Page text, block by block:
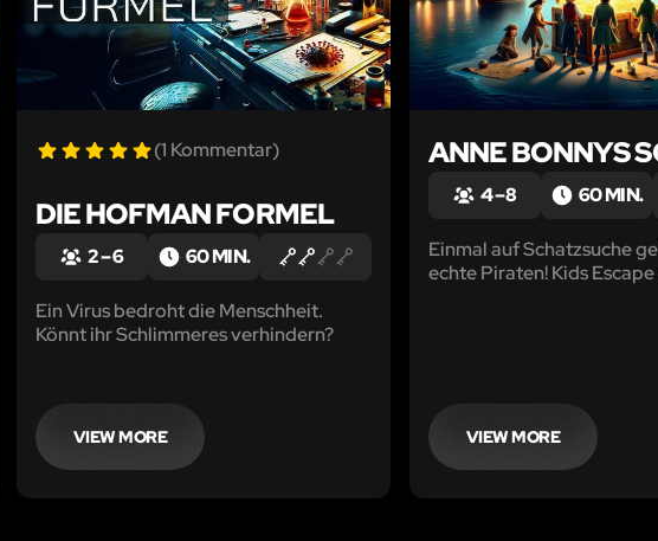
(1 Kommentar)
DIE HOFMAN FORMEL
2 – 6 60 MIN.
Ein Virus bedroht die Menschheit.
Könnt ihr Schlimmeres verhindern?
VIEW MORE
ANNE BONNYS
4 – 8 60 MIN.
Einmal auf Schatzsuche
echte Piraten! Kids
VIEW MORE